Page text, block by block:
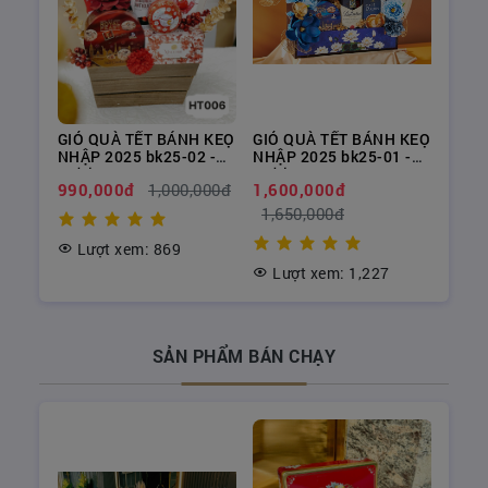
phẩm chất lượng, tốt cho sức khỏe người sử
dụng. Các sản phẩm được bài trí và sắp xếp một
cách độc đáo, để tạo nên một giỏ quà đẹp và
GIỎ QUÀ TẾT BÁNH KEỌ
NHẬP 2025 bk25-02 -
RƯỢU NGOẠI SG
990,000đ 1,000,000đ
Lượt xem: 869
GIỎ QUÀ TẾT BÁNH KEỌ
NHẬP 2025 bk25-01 -
RƯỢU NGOẠI SG
1,600,000đ
1,650,000đ
Lượt xem: 1,227
SẢN PHẨM BÁN CHẠY